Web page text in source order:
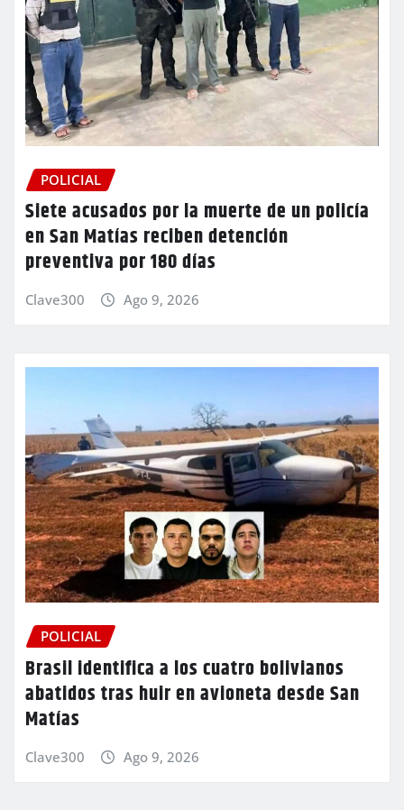
POLICIAL
Siete acusados por la muerte de un policía
en San Matías reciben detención
preventiva por 180 días
Clave300 Ago 9, 2026
POLICIAL
Brasil identifica a los cuatro bolivianos
abatidos tras huir en avioneta desde San
Matías
Clave300 Ago 9, 2026